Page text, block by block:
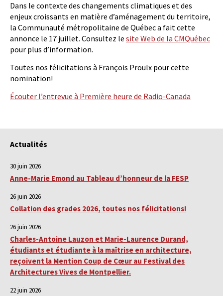
Dans le contexte des changements climatiques et des
enjeux croissants en matière d’aménagement du territoire,
la Communauté métropolitaine de Québec a fait cette
annonce le 17 juillet. Consultez le site Web de la CMQuébec
pour plus d’information.
Toutes nos félicitations à François Proulx pour cette
nomination!
Écouter l’entrevue à Première heure de Radio-Canada
Actualités
30 juin 2026
Anne-Marie Emond au Tableau d’honneur de la FESP
26 juin 2026
Collation des grades 2026, toutes nos félicitations!
26 juin 2026
Charles-Antoine Lauzon et Marie-Laurence Durand,
étudiants et étudiante à la maîtrise en architecture,
reçoivent la Mention Coup de Cœur au Festival des
Architectures Vives de Montpellier.
22 juin 2026